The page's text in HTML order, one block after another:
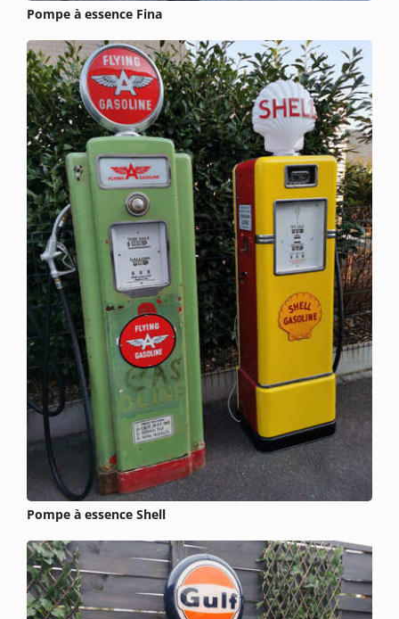
Pompe à essence Fina
Pompe à essence Shell